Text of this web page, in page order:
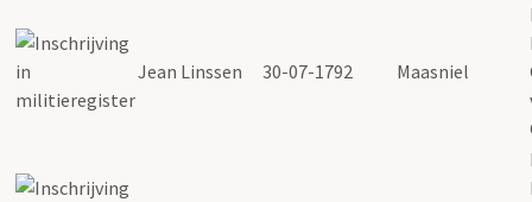
Jean Linssen 30-07-1792 Maasniel